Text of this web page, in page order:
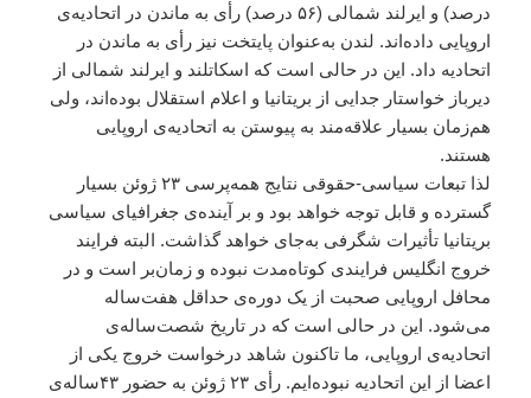
درصد) و ایرلند شمالی (۵۶ درصد) رأی به ماندن در اتحادیه‌ی
اروپایی داده‌اند. لندن به‌عنوان پایتخت نیز رأی به ماندن در
اتحادیه داد. این در حالی است که اسکاتلند و ایرلند شمالی از
دیرباز خواستار جدایی از بریتانیا و اعلام استقلال بوده‌اند، ولی
هم‌زمان بسیار علاقه‌مند به پیوستن به اتحادیه‌ی اروپایی
هستند.
لذا تبعات سیاسی-حقوقی نتایج همه‌پرسی ۲۳ ژوئن بسیار
گسترده و قابل توجه خواهد بود و بر آینده‌ی جغرافیای سیاسی
بریتانیا تأثیرات شگرفی به‌جای خواهد گذاشت. البته فرایند
خروج انگلیس فرایندی کوتاه‌مدت نبوده و زمان‌بر است و در
محافل اروپایی صحبت از یک دوره‌ی حداقل هفت‌ساله
می‌شود. این در حالی است که در تاریخ شصت‌ساله‌ی
اتحادیه‌ی اروپایی، ما تاکنون شاهد درخواست خروج یکی از
اعضا از این اتحادیه نبوده‌ایم. رأی ۲۳ ژوئن به حضور ۴۳ساله‌ی